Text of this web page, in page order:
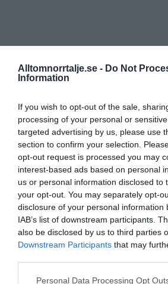
Alltomnorrtalje.se - Do Not
Information
If you wish to opt-out of the sale,
processing of your personal or
targeted advertising by us, please use
section to confirm your selection.
opt-out request is processed you may
interest-based ads based on personal
us or personal information disclosed to
your opt-out. You may separately opt-
disclosure of your personal information
IAB’s list of downstream participants.
also be disclosed by us to third parties
Downstream Participants that may
Personal Data Processing Opt